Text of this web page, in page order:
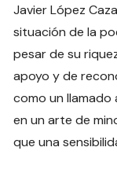
Javier López
situación de la
pesar de su
apoyo y de
como un llamado
en un arte de
que una